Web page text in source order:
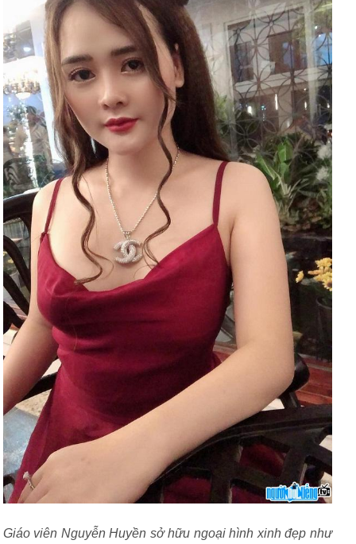
Giáo viên Nguyễn Huyền sở hữu ngoại hình xinh đẹp như